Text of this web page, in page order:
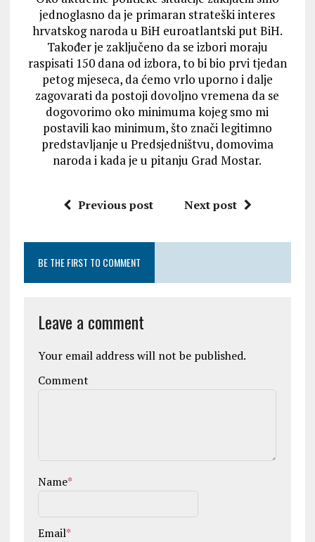
jednoglasno da je primaran strateški interes
hrvatskog naroda u BiH euroatlantski put BiH.
Također je zaključeno da se izbori moraju
raspisati 150 dana od izbora, to bi bio prvi tjedan
petog mjeseca, da ćemo vrlo uporno i dalje
zagovarati da postoji dovoljno vremena da se
dogovorimo oko minimuma kojeg smo mi
postavili kao minimum, što znači legitimno
predstavljanje u Predsjedništvu, domovima
naroda i kada je u pitanju Grad Mostar.
Previous post Next post
BE THE FIRST TO COMMENT
Leave a comment
Your email address will not be published.
Comment
Name*
Email*